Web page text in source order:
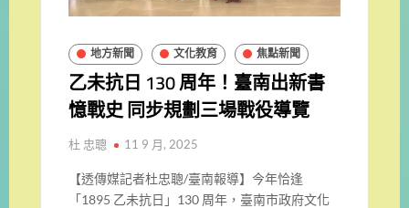
地方新聞 文化教育 焦點新聞
乙未抗日 130 周年！臺南出新書
憶戰史 同步規劃三場戰役導覽
杜 忠聰 11 9 月, 2025
【透傳媒記者杜忠聰/臺南報導】 今年恰逢
「1895 乙未抗日」130 周年，臺南市政府文化